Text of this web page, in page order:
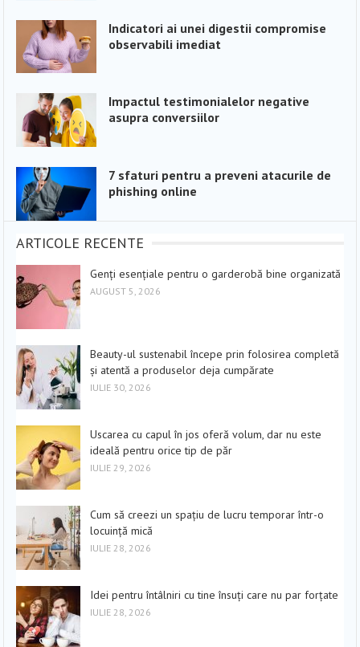
Indicatori ai unei digestii compromise
observabili imediat
Impactul testimonialelor negative
asupra conversiilor
7 sfaturi pentru a preveni atacurile de
phishing online
ARTICOLE RECENTE
Genți esențiale pentru o garderobă bine organizată
AUGUST 5, 2026
Beauty-ul sustenabil începe prin folosirea completă
și atentă a produselor deja cumpărate
IULIE 30, 2026
Uscarea cu capul în jos oferă volum, dar nu este
ideală pentru orice tip de păr
IULIE 29, 2026
Cum să creezi un spațiu de lucru temporar într-o
locuință mică
IULIE 28, 2026
Idei pentru întâlniri cu tine însuți care nu par forțate
IULIE 28, 2026